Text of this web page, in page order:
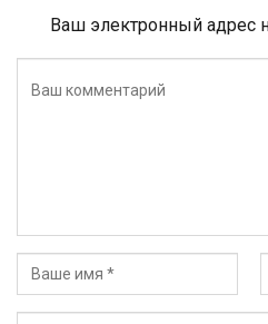
Ваш электронный адрес